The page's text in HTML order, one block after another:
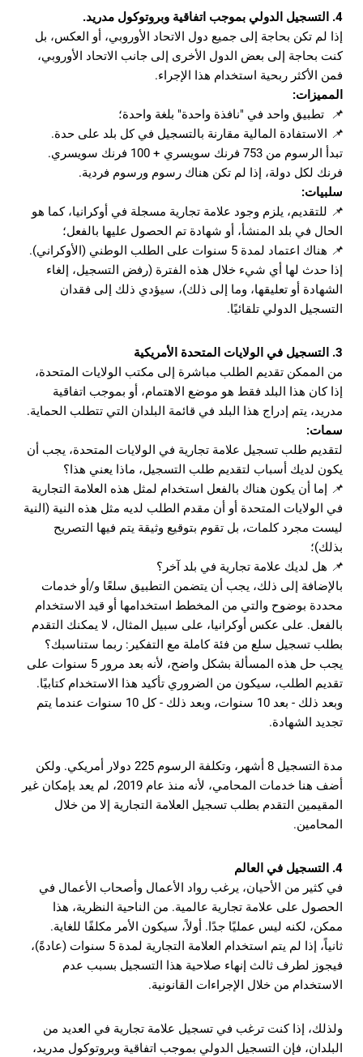
4. التسجيل الدولي بموجب اتفاقية وبروتوكول مدريد.
إذا لم تكن بحاجة إلى جميع دول الاتحاد الأوروبي، أو العكس، بل
كنت بحاجة إلى بعض الدول الأخرى إلى جانب الاتحاد الأوروبي،
فمن الأكثر ربحية استخدام هذا الإجراء.
المميزات:
📌
تطبيق واحد في "نافذة واحدة" بلغة واحدة؛
📌 الاستفادة المالية مقارنة بالتسجيل في كل بلد على حدة.
تبدأ الرسوم من 753 فرنك سويسري + 100 فرنك سويسري.
فرنك لكل دولة، إذا لم تكن هناك رسوم ورسوم فردية.
سلبيات:
📌 للتقديم، يلزم وجود علامة تجارية مسجلة في أوكرانيا، كما هو
الحال في بلد المنشأ، أو شهادة تم الحصول عليها بالفعل؛
📌
هناك اعتماد لمدة 5 سنوات على الطلب الوطني (الأوكراني).
إذا حدث لها أي شيء خلال هذه الفترة (رفض التسجيل، إلغاء
الشهادة أو تعليقها، وما إلى ذلك)، سيؤدي ذلك إلى فقدان
التسجيل الدولي تلقائيًا.
3. التسجيل في الولايات المتحدة الأمريكية
من الممكن تقديم الطلب مباشرة إلى مكتب الولايات المتحدة،
إذا كان هذا البلد فقط هو موضع الاهتمام، أو بموجب اتفاقية
مدريد، يتم إدراج هذا البلد في قائمة البلدان التي تتطلب الحماية.
سمات:
لتقديم طلب تسجيل علامة تجارية في الولايات المتحدة، يجب أن
يكون لديك أسباب لتقديم طلب التسجيل، ماذا يعني هذا؟
📌 إما أن يكون هناك بالفعل استخدام لمثل هذه العلامة التجارية
في الولايات المتحدة أو أن مقدم الطلب لديه مثل هذه النية (النية
ليست مجرد كلمات، بل تقوم بتوقيع وثيقة يتم فيها التصريح
بذلك)؛
📌 هل لديك علامة تجارية في بلد آخر؟
بالإضافة إلى ذلك، يجب أن يتضمن التطبيق سلعًا و/أو خدمات
محددة بوضوح والتي من المخطط استخدامها أو قيد الاستخدام
بالفعل. على عكس أوكرانيا، على سبيل المثال، لا يمكنك التقدم
بطلب تسجيل سلع من فئة كاملة مع التفكير: ربما ستناسبك؟
يجب حل هذه المسألة بشكل واضح، لأنه بعد مرور 5 سنوات على
تقديم الطلب، سيكون من الضروري تأكيد هذا الاستخدام كتابيًا.
وبعد ذلك - بعد 10 سنوات، وبعد ذلك - كل 10 سنوات عندما يتم
تجديد الشهادة.
مدة التسجيل 8 أشهر، وتكلفة الرسوم 225 دولار أمريكي. ولكن
أضف هنا خدمات المحامي، لأنه منذ عام 2019، لم يعد بإمكان غير
المقيمين التقدم بطلب تسجيل العلامة التجارية إلا من خلال
المحامين.
4. التسجيل في العالم
في كثير من الأحيان، يرغب رواد الأعمال وأصحاب الأعمال في
الحصول على علامة تجارية عالمية. من الناحية النظرية، هذا
ممكن، لكنه ليس عمليًا جدًا. أولاً، سيكون الأمر مكلفًا للغاية.
ثانياً، إذا لم يتم استخدام العلامة التجارية لمدة 5 سنوات (عادةً)،
فيجوز لطرف ثالث إنهاء صلاحية هذا التسجيل بسبب عدم
الاستخدام من خلال الإجراءات القانونية.
ولذلك، إذا كنت ترغب في تسجيل علامة تجارية في العديد من
البلدان، فإن التسجيل الدولي بموجب اتفاقية وبروتوكول مدريد،